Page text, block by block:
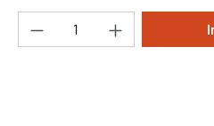
Produkt Anzahl: Gib